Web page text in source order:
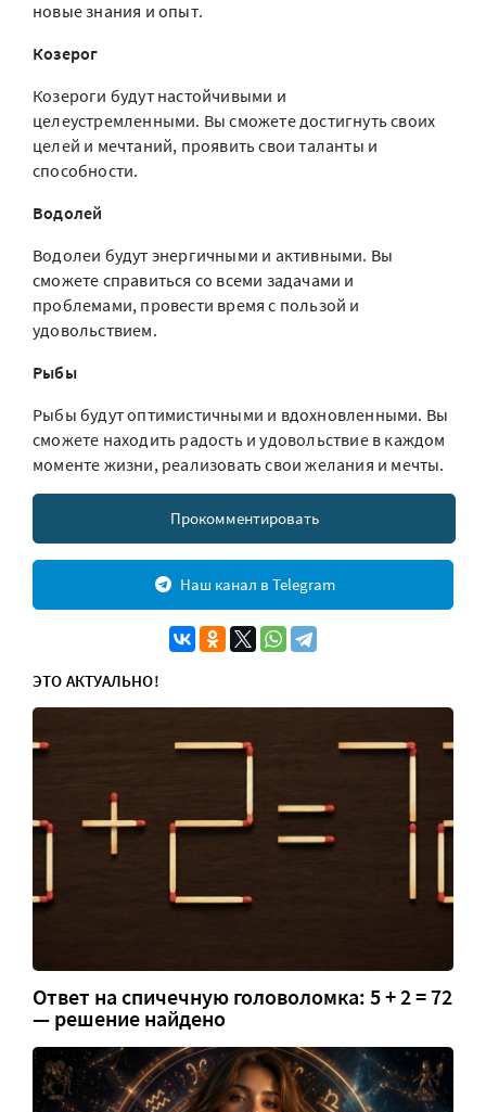
новые знания и опыт.
Козерог
Козероги будут настойчивыми и
целеустремленными. Вы сможете достигнуть своих
целей и мечтаний, проявить свои таланты и
способности.
Водолей
Водолеи будут энергичными и активными. Вы
сможете справиться со всеми задачами и
проблемами, провести время с пользой и
удовольствием.
Рыбы
Рыбы будут оптимистичными и вдохновленными. Вы
сможете находить радость и удовольствие в каждом
моменте жизни, реализовать свои желания и мечты.
Прокомментировать
Наш канал в Telegram
ЭТО АКТУАЛЬНО!
Ответ на спичечную головоломка: 5 + 2 = 72
— решение найдено